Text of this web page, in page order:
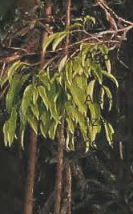
não
Agonia
A
fizeram